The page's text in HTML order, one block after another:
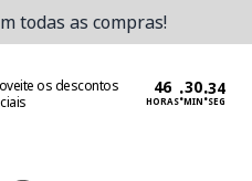
todas as compras!
os descontos
HORAS:MIN:SEG